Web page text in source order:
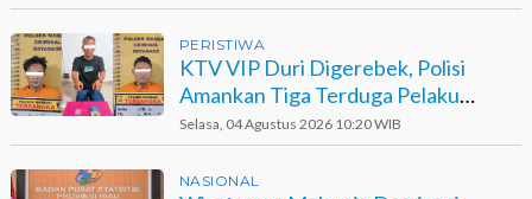
PERISTIWA
KTV VIP Duri Digerebek, Polisi
Amankan Tiga Terduga Pelaku
Narkotika
Selasa, 04 Agustus 2026 10:20 WIB
NASIONAL